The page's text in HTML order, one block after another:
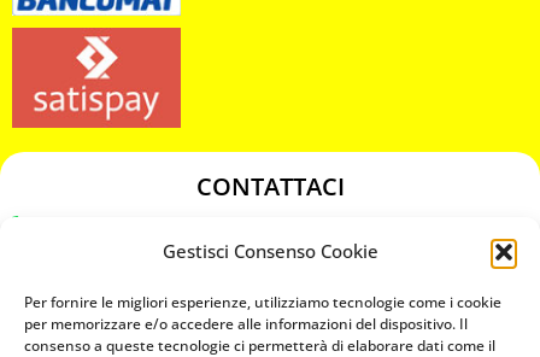
Gestisci Consenso Cookie
Per fornire le migliori esperienze, utilizziamo tecnologie come i cookie
per memorizzare e/o accedere alle informazioni del dispositivo. Il
consenso a queste tecnologie ci permetterà di elaborare dati come il
CONTATTACI
chiavicodificate@gmail.com